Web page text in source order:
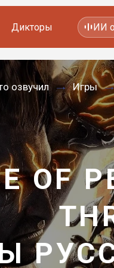
Фильмов и сериалов
Мультфильмов
YouTube каналов
Видеорекламы
Дикторы ИИ
озвучил Игры
OF